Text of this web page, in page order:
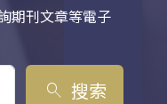
期刊文章等電子
search 搜索